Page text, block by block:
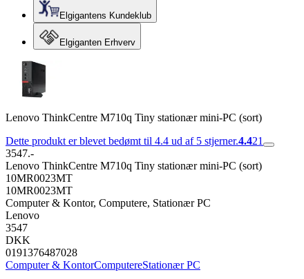
Elgigantens Kundeklub
Elgiganten Erhverv
Lenovo ThinkCentre M710q Tiny stationær mini-PC (sort)
Dette produkt er blevet bedømt til 4.4 ud af 5 stjerner.4.421
3547.-
Lenovo ThinkCentre M710q Tiny stationær mini-PC (sort)
10MR0023MT
10MR0023MT
Computer & Kontor, Computere, Stationær PC
Lenovo
3547
DKK
0191376487028
Computer & KontorComputereStationær PC